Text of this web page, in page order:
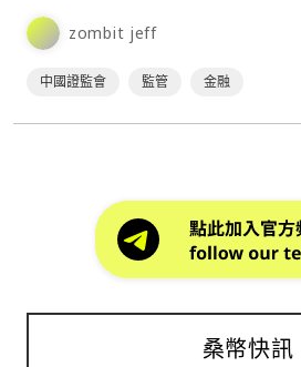
發市場高度關注，相關公司股價在美
zombit jeff
中國證監會 監管 金融
桑幣快訊